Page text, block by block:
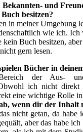
Bekannten- und
besitzen?
in meiner Umgebung
wie ich.
kein Buch besitzen,
gern lesen.
Bücher in
der Aus-
ich nicht direkt
eine wichtige Rolle
wenn dir der Inhalt
nicht getan, da habe
aber das habe